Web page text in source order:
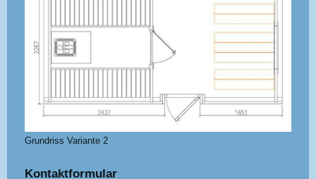
Grundriss Variante 2
Kontaktformular